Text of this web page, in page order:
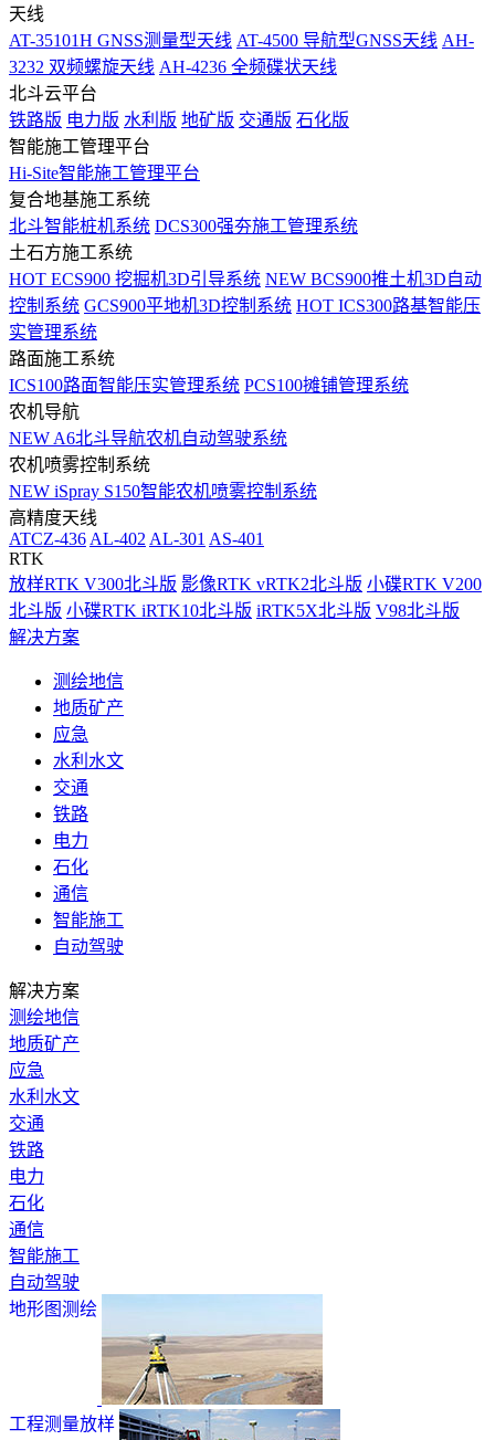
天线
AT-35101H GNSS测量型天线 AT-4500 导航型GNSS天线 AH-
3232 双频螺旋天线 AH-4236 全频碟状天线
北斗云平台
铁路版 电力版 水利版 地矿版 交通版 石化版
智能施工管理平台
Hi-Site智能施工管理平台
复合地基施工系统
北斗智能桩机系统 DCS300强夯施工管理系统
土石方施工系统
HOT ECS900 挖掘机3D引导系统 NEW BCS900推土机3D自动
控制系统 GCS900平地机3D控制系统 HOT ICS300路基智能压
实管理系统
路面施工系统
ICS100路面智能压实管理系统 PCS100摊铺管理系统
农机导航
NEW A6北斗导航农机自动驾驶系统
农机喷雾控制系统
NEW iSpray S150智能农机喷雾控制系统
高精度天线
ATCZ-436 AL-402 AL-301 AS-401
RTK
放样RTK V300北斗版 影像RTK vRTK2北斗版 小碟RTK V200
北斗版 小碟RTK iRTK10北斗版 iRTK5X北斗版 V98北斗版
解决方案
测绘地信
地质矿产
应急
水利水文
交通
铁路
电力
石化
通信
智能施工
自动驾驶
解决方案
测绘地信
地质矿产
应急
水利水文
交通
铁路
电力
石化
通信
智能施工
自动驾驶
地形图测绘
工程测量放样